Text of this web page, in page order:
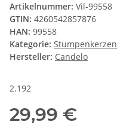
Artikelnummer: Vil-99558
GTIN: 4260542857876
HAN: 99558
Kategorie: Stumpenkerzen
Hersteller: Candelo
2.192
29,99 €